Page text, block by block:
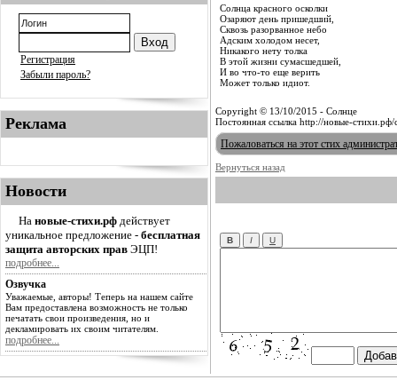
Регистрация
Забыли пароль?
Реклама
Новости
На новые-стихи.рф действует
уникальное предложение - бесплатная
защита авторских прав ЭЦП!
подробнее...
Озвучка
Уважаемые, авторы! Теперь на нашем сайте
Вам предоставлена возможность не только
печатать свои произведения, но и
декламировать их своим читателям.
подробнее...
Солнца красного осколки
Озаряют день пришедший,
Сквозь разорванное небо
Адским холодом несет,
Никакого нету толка
В этой жизни сумасшедшей,
И во что-то еще верить
Может только идиот.
Copyright © 13/10/2015 - Солнце
Постоянная ссылка http://новые-стихи.рф/
Пожаловаться на этот стих
Вернуться назад